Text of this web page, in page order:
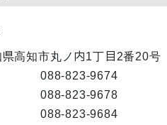
高知市丸ノ内1丁目2番20号
088-823-9674
088-823-9678
088-823-9684